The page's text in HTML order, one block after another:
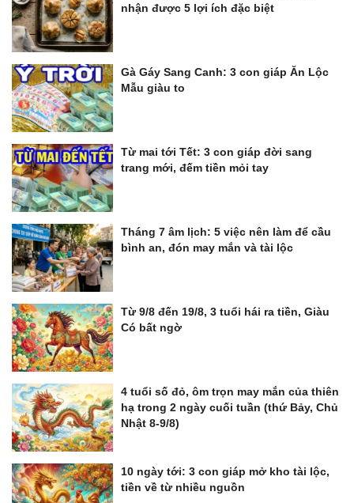
nhận được 5 lợi ích đặc biệt
Gà Gáy Sang Canh: 3 con giáp Ăn Lộc
Mẫu giàu to
Từ mai tới Tết: 3 con giáp đời sang
trang mới, đếm tiền mỏi tay
Tháng 7 âm lịch: 5 việc nên làm để cầu
bình an, đón may mắn và tài lộc
Từ 9/8 đến 19/8, 3 tuổi hái ra tiền, Giàu
Có bất ngờ
4 tuổi số đỏ, ôm trọn may mắn của thiên
hạ trong 2 ngày cuối tuần (thứ Bảy, Chủ
Nhật 8-9/8)
10 ngày tới: 3 con giáp mở kho tài lộc,
tiền về từ nhiều nguồn